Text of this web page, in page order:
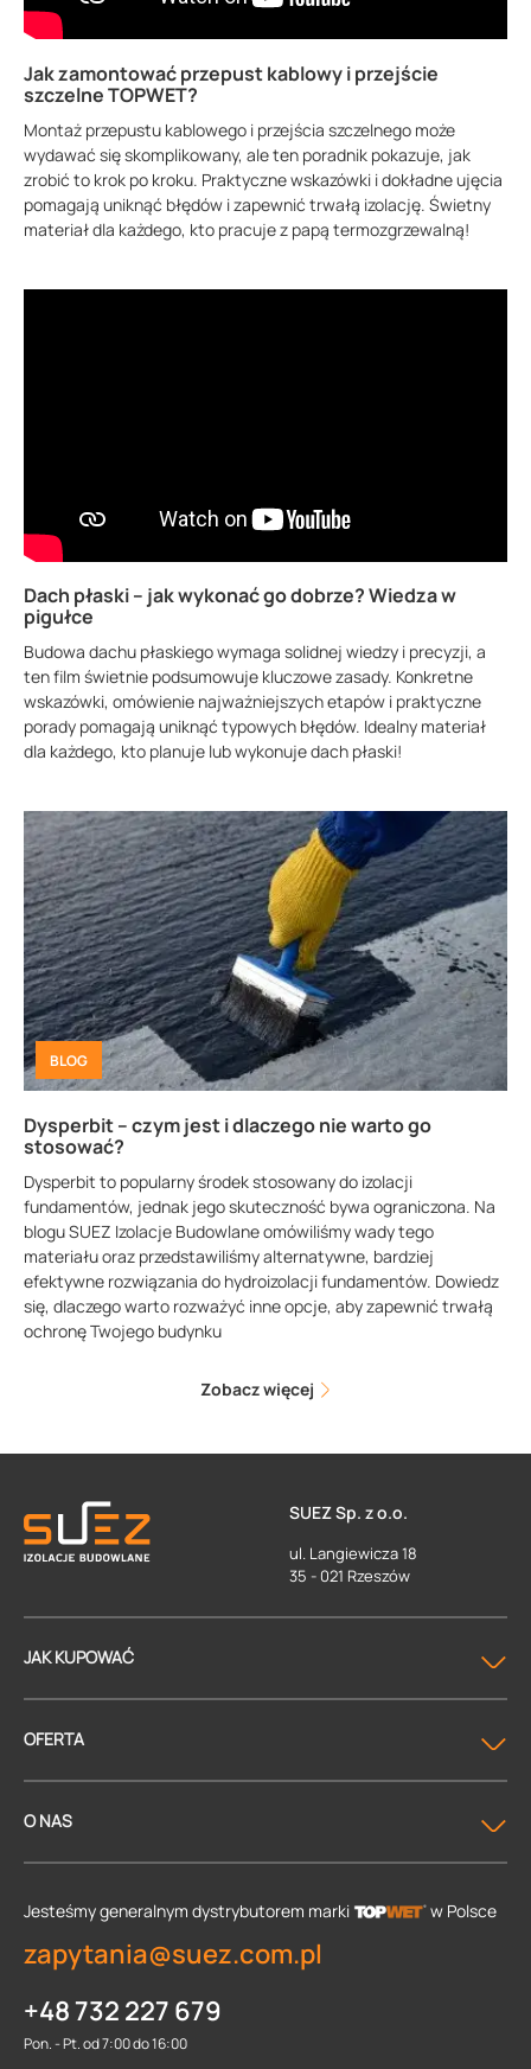
Jak zamontować przepust kablowy i przejście
szczelne TOPWET?
Montaż przepustu kablowego i przejścia szczelnego może
wydawać się skomplikowany, ale ten poradnik pokazuje, jak
zrobić to krok po kroku. Praktyczne wskazówki i dokładne ujęcia
pomagają uniknąć błędów i zapewnić trwałą izolację. Świetny
materiał dla każdego, kto pracuje z papą termozgrzewalną!
Dach płaski – jak wykonać go dobrze? Wiedza w
pigułce
Budowa dachu płaskiego wymaga solidnej wiedzy i precyzji, a
ten film świetnie podsumowuje kluczowe zasady. Konkretne
wskazówki, omówienie najważniejszych etapów i praktyczne
porady pomagają uniknąć typowych błędów. Idealny materiał
dla każdego, kto planuje lub wykonuje dach płaski!
BLOG
Dysperbit – czym jest i dlaczego nie warto go
stosować?
Dysperbit to popularny środek stosowany do izolacji
fundamentów, jednak jego skuteczność bywa ograniczona. Na
blogu SUEZ Izolacje Budowlane omówiliśmy wady tego
materiału oraz przedstawiliśmy alternatywne, bardziej
efektywne rozwiązania do hydroizolacji fundamentów. Dowiedz
się, dlaczego warto rozważyć inne opcje, aby zapewnić trwałą
ochronę Twojego budynku
Zobacz więcej
SUEZ Sp. z o.o.
ul. Langiewicza 18
35 - 021 Rzeszów
JAK KUPOWAĆ
OFERTA
O NAS
Jesteśmy generalnym dystrybutorem marki w Polsce
zapytania@suez.com.pl
+48 732 227 679
Pon. - Pt. od 7:00 do 16:00